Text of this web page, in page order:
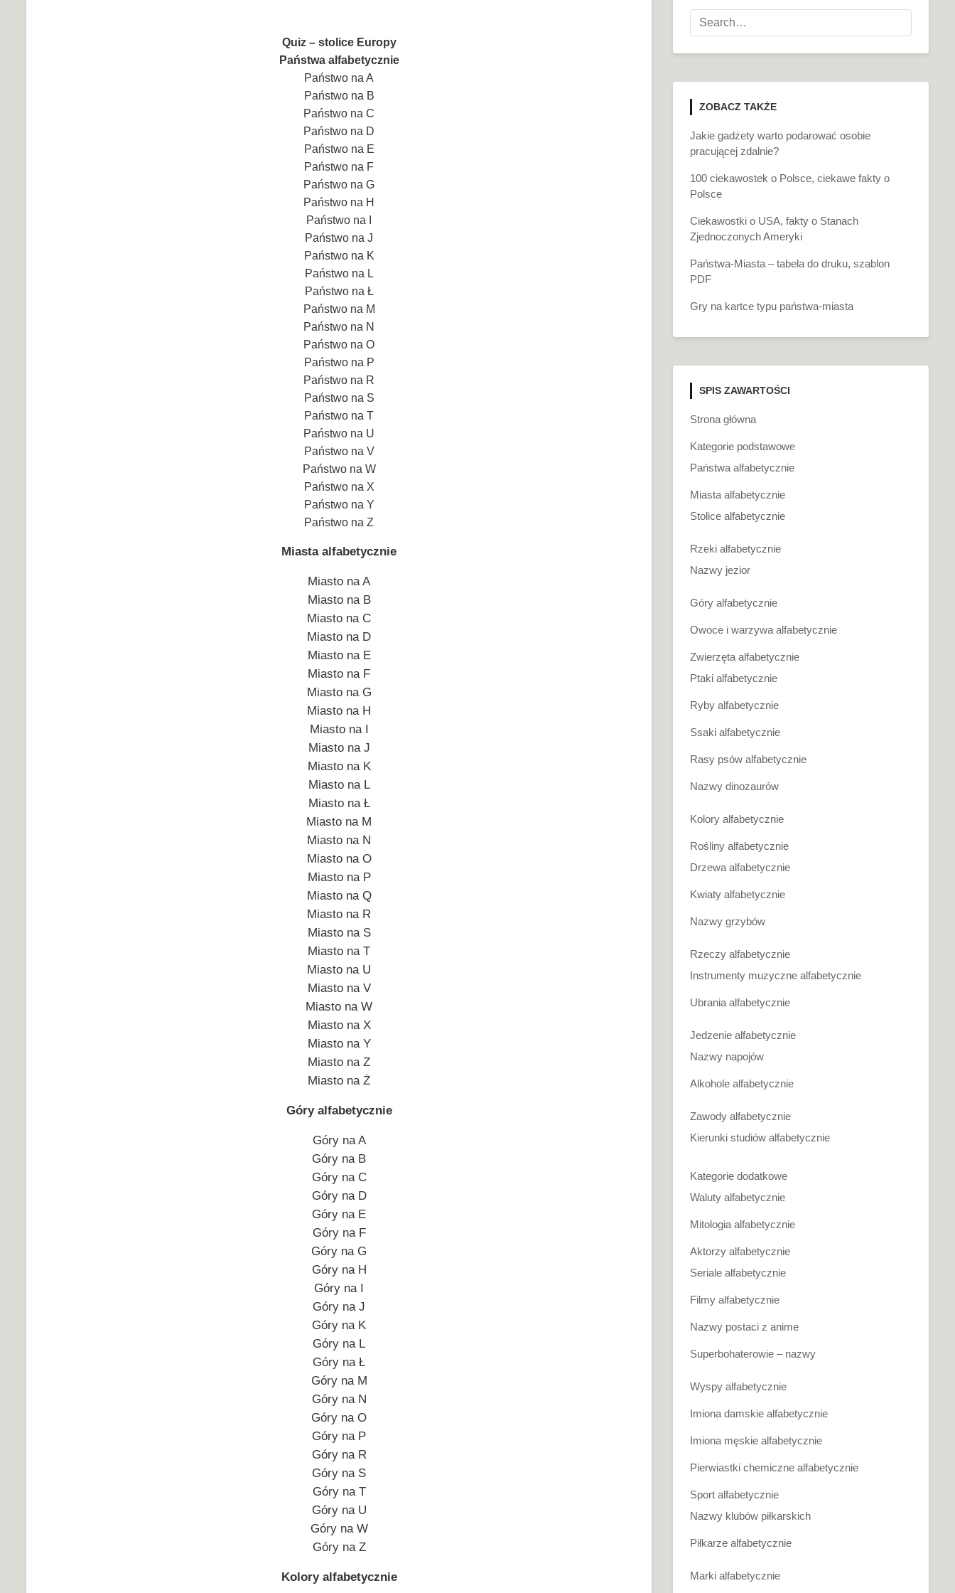
Quiz – stolice Europy
Państwa alfabetycznie
Państwo na A
Państwo na B
Państwo na C
Państwo na D
Państwo na E
Państwo na F
Państwo na G
Państwo na H
Państwo na I
Państwo na J
Państwo na K
Państwo na L
Państwo na Ł
Państwo na M
Państwo na N
Państwo na O
Państwo na P
Państwo na R
Państwo na S
Państwo na T
Państwo na U
Państwo na V
Państwo na W
Państwo na X
Państwo na Y
Państwo na Z
Miasta alfabetycznie
Miasto na A
Miasto na B
Miasto na C
Miasto na D
Miasto na E
Miasto na F
Miasto na G
Miasto na H
Miasto na I
Miasto na J
Miasto na K
Miasto na L
Miasto na Ł
Miasto na M
Miasto na N
Miasto na O
Miasto na P
Miasto na Q
Miasto na R
Miasto na S
Miasto na T
Miasto na U
Miasto na V
Miasto na W
Miasto na X
Miasto na Y
Miasto na Z
Miasto na Ż
Góry alfabetycznie
Góry na A
Góry na B
Góry na C
Góry na D
Góry na E
Góry na F
Góry na G
Góry na H
Góry na I
Góry na J
Góry na K
Góry na L
Góry na Ł
Góry na M
Góry na N
Góry na O
Góry na P
Góry na R
Góry na S
Góry na T
Góry na U
Góry na W
Góry na Z
Kolory alfabetycznie
ZOBACZ TAKŻE
Jakie gadżety warto podarować osobie
pracującej zdalnie?
100 ciekawostek o Polsce, ciekawe fakty o
Polsce
Ciekawostki o USA, fakty o Stanach
Zjednoczonych Ameryki
Państwa-Miasta – tabela do druku, szablon
PDF
Gry na kartce typu państwa-miasta
SPIS ZAWARTOŚCI
Strona główna
Kategorie podstawowe
Państwa alfabetycznie
Miasta alfabetycznie
Stolice alfabetycznie
Rzeki alfabetycznie
Nazwy jezior
Góry alfabetycznie
Owoce i warzywa alfabetycznie
Zwierzęta alfabetycznie
Ptaki alfabetycznie
Ryby alfabetycznie
Ssaki alfabetycznie
Rasy psów alfabetycznie
Nazwy dinozaurów
Kolory alfabetycznie
Rośliny alfabetycznie
Drzewa alfabetycznie
Kwiaty alfabetycznie
Nazwy grzybów
Rzeczy alfabetycznie
Instrumenty muzyczne alfabetycznie
Ubrania alfabetycznie
Jedzenie alfabetycznie
Nazwy napojów
Alkohole alfabetycznie
Zawody alfabetycznie
Kierunki studiów alfabetycznie
Kategorie dodatkowe
Waluty alfabetycznie
Mitologia alfabetycznie
Aktorzy alfabetycznie
Seriale alfabetycznie
Filmy alfabetycznie
Nazwy postaci z anime
Superbohaterowie – nazwy
Wyspy alfabetycznie
Imiona damskie alfabetycznie
Imiona męskie alfabetycznie
Pierwiastki chemiczne alfabetycznie
Sport alfabetycznie
Nazwy klubów piłkarskich
Piłkarze alfabetycznie
Marki alfabetycznie